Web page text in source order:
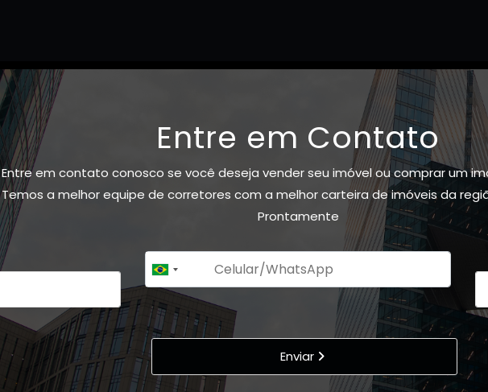
Entre em Contato
Entre em contato conosco se você deseja vender seu imóvel ou comprar um
Temos a melhor equipe de corretores com a melhor carteira de imóveis da
Prontamente
Brazil
+55
Enviar